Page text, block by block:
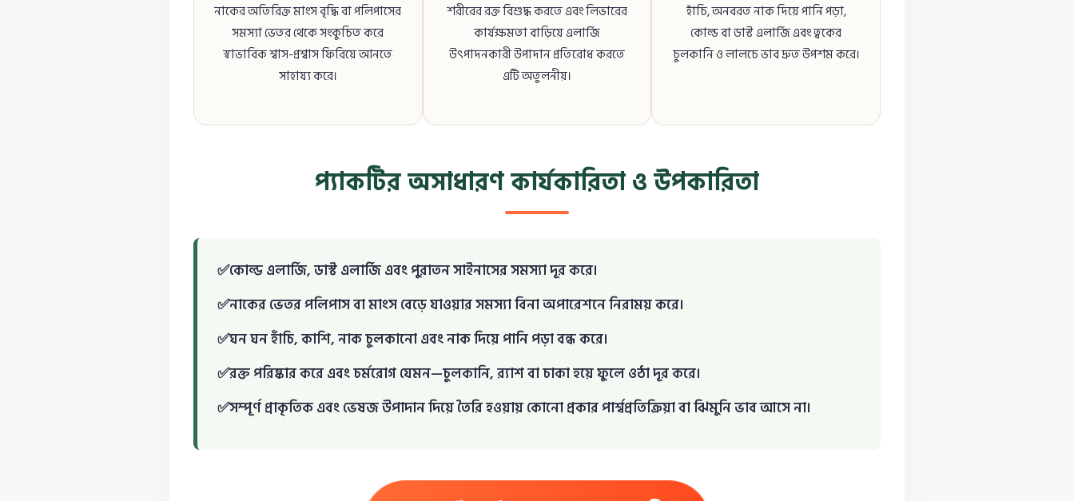
নাকের অতিরিক্ত মাংস বৃদ্ধি বা পলিপাসের
সমস্যা ভেতর থেকে সংকুচিত করে
স্বাভাবিক শ্বাস-প্রশ্বাস ফিরিয়ে আনতে
সাহায্য করে।
শরীরের রক্ত বিশুদ্ধ করতে এবং লিভারের
কার্যক্ষমতা বাড়িয়ে এলার্জি
উৎপাদনকারী উপাদান প্রতিরোধ করতে
এটি অতুলনীয়।
হাঁচি, অনবরত নাক দিয়ে পানি পড়া,
কোল্ড বা ডাস্ট এলার্জি এবং ত্বকের
চুলকানি ও লালচে ভাব দ্রুত উপশম করে।
প্যাকটির অসাধারণ কার্যকারিতা ও উপকারিতা
কোল্ড এলার্জি, ডাস্ট এলার্জি এবং পুরাতন সাইনাসের সমস্যা দূর করে।
নাকের ভেতর পলিপাস বা মাংস বেড়ে যাওয়ার সমস্যা বিনা অপারেশনে নিরাময় করে।
ঘন ঘন হাঁচি, কাশি, নাক চুলকানো এবং নাক দিয়ে পানি পড়া বন্ধ করে।
রক্ত পরিষ্কার করে এবং চর্মরোগ যেমন—চুলকানি, র‍্যাশ বা চাকা হয়ে ফুলে ওঠা দূর করে।
সম্পূর্ণ প্রাকৃতিক এবং ভেষজ উপাদান দিয়ে তৈরি হওয়ায় কোনো প্রকার পার্শ্বপ্রতিক্রিয়া বা ঝিমুনি ভাব আসে না।